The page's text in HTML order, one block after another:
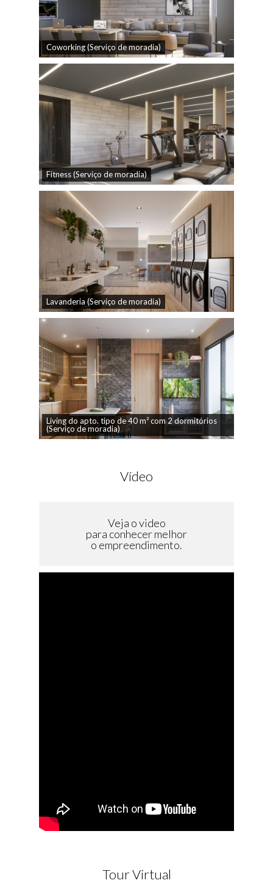
Coworking (Serviço de moradia)
Fitness (Serviço de moradia)
Lavanderia (Serviço de moradia)
Living do apto. tipo de 40 m² com 2 dormitórios
(Serviço de moradia)
Vídeo
Veja o video
para conhecer melhor
o empreendimento.
Tour Virtual